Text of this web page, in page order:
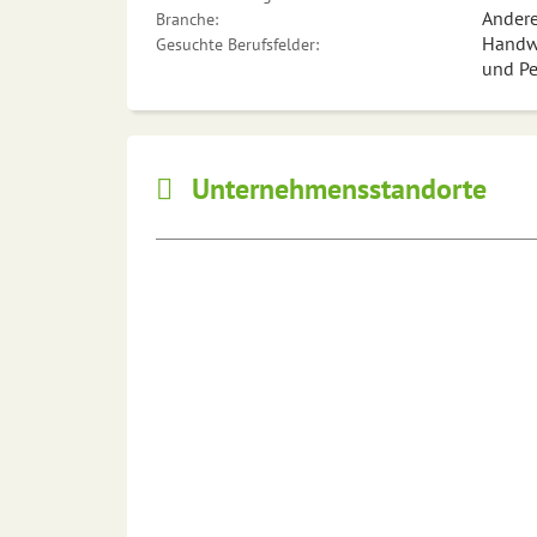
Branche:
Gesuchte Berufsfelder:
und
Unternehmensstandorte